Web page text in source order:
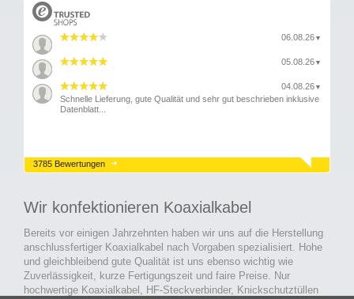
06.08.26 ▼
05.08.26 ▼
04.08.26 ▼
Schnelle Lieferung, gute Qualität und sehr gut beschrieben inklusive
Datenblatt...
3785 Bewertungen
Wir konfektionieren Koaxialkabel
Bereits vor einigen Jahrzehnten haben wir uns auf die Herstellung
anschlussfertiger Koaxialkabel nach Vorgaben spezialisiert. Hohe
und gleichbleibend gute Qualität ist uns ebenso wichtig wie
Zuverlässigkeit, kurze Fertigungszeit und faire Preise. Nur
hochwertige Koaxialkabel, HF-Steckverbinder, Knickschutztüllen